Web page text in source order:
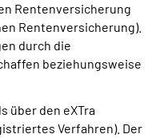
Rentenversicherung
Rentenversicherung).
durch die
beziehungsweise
über den eXTra
Verfahren). Der